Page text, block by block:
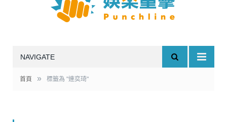
NAVIGATE
首頁 » 標籤為 "連奕琦"